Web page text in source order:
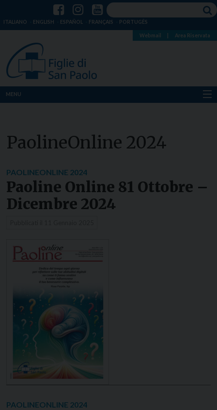
ITALIANO ENGLISH ESPAÑOL FRANÇAIS PORTUGÊS
Webmail Area Riservata
MENU
Dove siamo
Risorse
Media
PaolineOnline 2024
PAOLINEONLINE 2024
Paoline Online 81 Ottobre –
Dicembre 2024
PAOLINEONLINE 2024